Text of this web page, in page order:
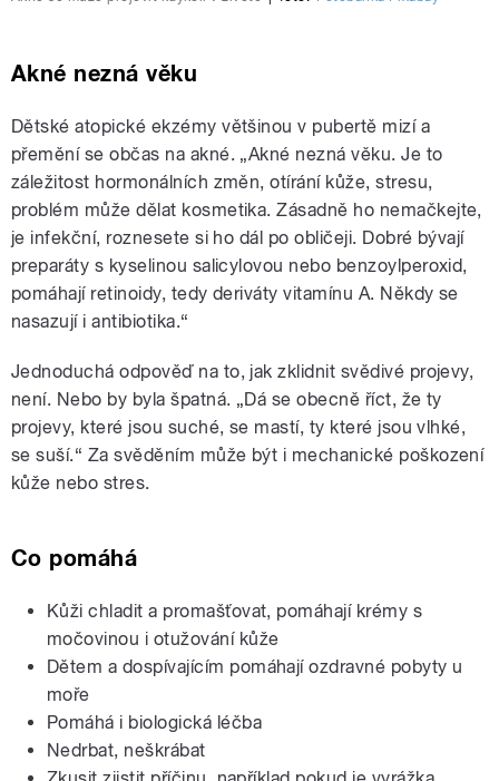
Akné nezná věku
Dětské atopické ekzémy většinou v pubertě mizí a
přemění se občas na akné. „Akné nezná věku. Je to
záležitost hormonálních změn, otírání kůže, stresu,
problém může dělat kosmetika. Zásadně ho nemačkejte,
je infekční, roznesete si ho dál po obličeji. Dobré bývají
preparáty s kyselinou salicylovou nebo benzoylperoxid,
pomáhají retinoidy, tedy deriváty vitamínu A. Někdy se
nasazují i antibiotika.“
Jednoduchá odpověď na to, jak zklidnit svědivé projevy,
není. Nebo by byla špatná. „Dá se obecně říct, že ty
projevy, které jsou suché, se mastí, ty které jsou vlhké,
se suší.“ Za svěděním může být i mechanické poškození
kůže nebo stres.
Co pomáhá
Kůži chladit a promašťovat, pomáhají krémy s
močovinou i otužování kůže
Dětem a dospívajícím pomáhají ozdravné pobyty u
moře
Pomáhá i biologická léčba
Nedrbat, neškrábat